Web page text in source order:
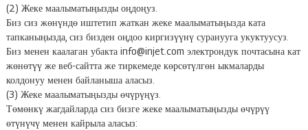
(2) Жеке маалыматыңызды оңдоңуз.
Биз сиз жөнүндө иштетип жаткан жеке маалыматыңызда ката
тапканыңызда, сиз бизден оңдоо киргизүүнү суранууга укуктуусуз.
Биз менен каалаган убакта info@injet.com электрондук почтасына кат
жөнөтүү же веб-сайтта же тиркемеде көрсөтүлгөн ыкмаларды
колдонуу менен байланыша аласыз.
(3) Жеке маалыматыңызды өчүрүңүз.
Төмөнкү жагдайларда сиз бизге жеке маалыматыңызды өчүрүү
өтүнүчү менен кайрыла аласыз: